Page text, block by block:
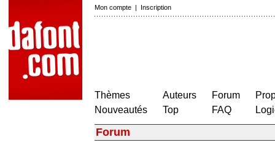
Mon compte | Inscription
Thèmes
Nouveautés
Auteurs
Top
Forum
FAQ
Forum